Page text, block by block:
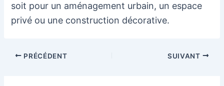
soit pour un aménagement urbain, un espace
privé ou une construction décorative.
NavigationPRÉCÉDENT SUIVANT